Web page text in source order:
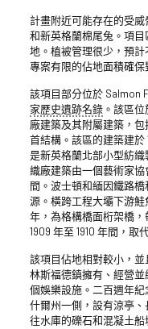
計畫附近可能存在的受
和新英格蘭棉尾兔。項
地。植被管理很少，預計
專案有限的佔地面積確保
該項目部分位於 Salmon
家歷史遺跡名錄。該區位
廠建築及其附屬建築，
首結構。該區的建築建於
是新英格蘭北部小型紡
織廠建築由一個藝術家
間。波士頓和緬因鐵路
源。橫跨工程大壩下游鮭
年，為格構橋面桁架橋
1909 年至 1910 年間，取
該項目佔地相對較小，
林斯福德鎮擁有、經營
個娛樂設施。二百週年
什爾州一側，設有涼亭
往水庫的礫石和混凝土